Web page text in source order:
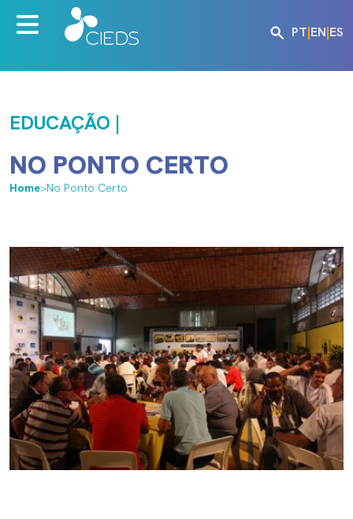
PT|EN|ES
EDUCAÇÃO |
NO PONTO CERTO
Home>No Ponto Certo